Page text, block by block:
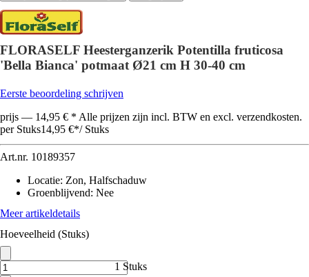
FLORASELF Heesterganzerik Potentilla fruticosa
'Bella Bianca' potmaat Ø21 cm H 30-40 cm
Eerste beoordeling schrijven
prijs — 14,95 € * Alle prijzen zijn incl. BTW en excl. verzendkosten.
per Stuks14,95 €*/ Stuks
Art.nr. 10189357
Locatie: Zon, Halfschaduw
Groenblijvend: Nee
Meer artikeldetails
Hoeveelheid (Stuks)
1 Stuks